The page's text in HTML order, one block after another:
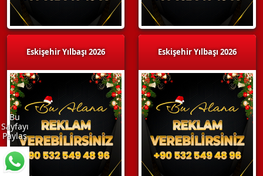
Eskişehir Yılbaşı 2026 Eskişehir Yılbaşı 2026
Bu
Sayfayı
Paylaş